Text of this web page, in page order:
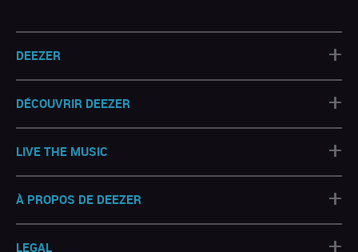
DEEZER +
DÉCOUVRIR DEEZER +
LIVE THE MUSIC +
À PROPOS DE DEEZER +
LEGAL +